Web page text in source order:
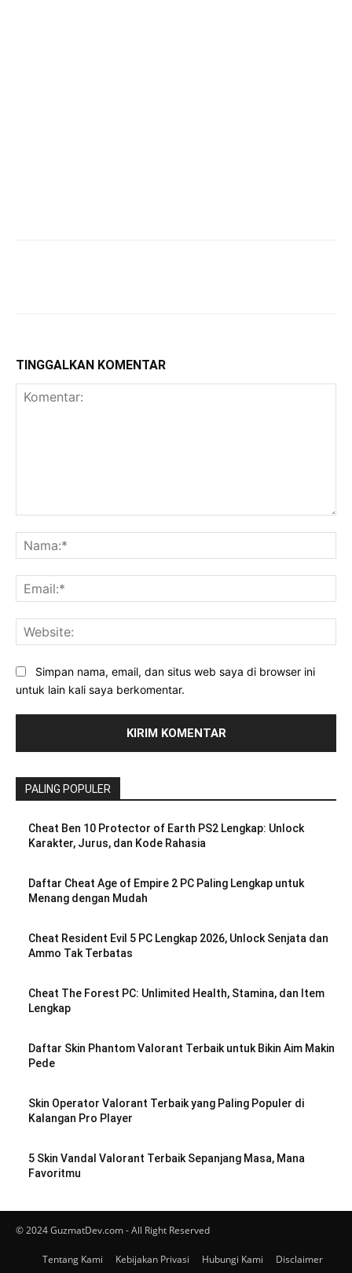
TINGGALKAN KOMENTAR
Simpan nama, email, dan situs web saya di browser ini
untuk lain kali saya berkomentar.
PALING POPULER
Cheat Ben 10 Protector of Earth PS2 Lengkap: Unlock
Karakter, Jurus, dan Kode Rahasia
Daftar Cheat Age of Empire 2 PC Paling Lengkap untuk
Menang dengan Mudah
Cheat Resident Evil 5 PC Lengkap 2026, Unlock Senjata dan
Ammo Tak Terbatas
Cheat The Forest PC: Unlimited Health, Stamina, dan Item
Lengkap
Daftar Skin Phantom Valorant Terbaik untuk Bikin Aim Makin
Pede
Skin Operator Valorant Terbaik yang Paling Populer di
Kalangan Pro Player
5 Skin Vandal Valorant Terbaik Sepanjang Masa, Mana
Favoritmu
© 2024 GuzmatDev.com - All Right Reserved
Tentang Kami Kebijakan Privasi Hubungi Kami Disclaimer